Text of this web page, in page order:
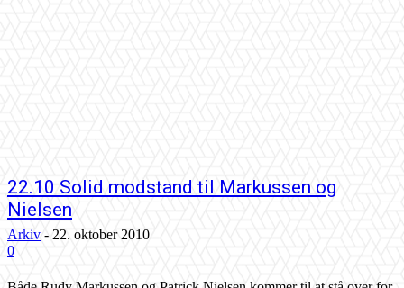
22.10 Solid modstand til Markussen og
Nielsen
Arkiv - 22. oktober 2010
0